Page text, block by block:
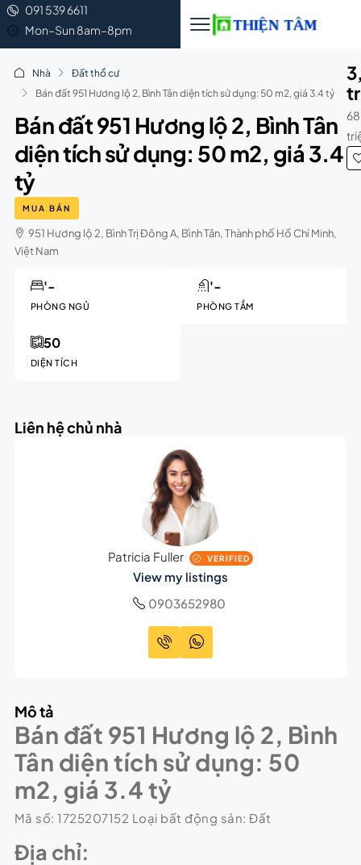
091 539 6611
Mon–Sun 8am–8pm
Nhà
Đất thổ cư
Bán đất 951 Hương lộ 2, Bình Tân diện tích sử dụng: 50 m2, giá 3.4 tỷ
Bán đất 951 Hương lộ 2, Bình Tân
diện tích sử dụng: 50 m2, giá 3.4
tỷ
MUA BÁN
951 Hương lộ 2, Bình Trị Đông A, Bình Tân, Thành phố Hồ Chí Minh,
Việt Nam
PHÒNG NGỦ
'-
PHÒNG TẮM
'-
DIỆN TÍCH
50
Liên hệ chủ nhà
Patricia Fuller VERIFIED
View my listings
0903652980
Mô tả
Bán đất 951 Hương lộ 2, Bình
Tân diện tích sử dụng: 50
m2, giá 3.4 tỷ
Mã số: 1725207152 Loại bất động sản: Đất
Địa chỉ: